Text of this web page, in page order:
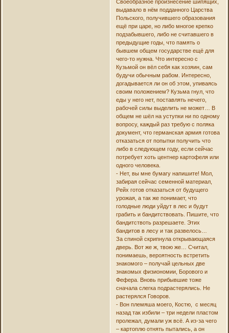
Своеобразное произнесение шипящих,
выдавало в нём подданного Царства
Польского, получившего образования
ещё при царе, но либо многое крепко
подзабывшего, либо не считавшего в
предыдущие годы, что память о
бывшем общем государстве ещё для
чего-то нужна. Что интересно с
Кузьмой он вёл себя как хозяин, сам
будучи обычным рабом. Интересно,
догадывается ли он об этом, упиваясь
своим положением? Кузьма гнул, что
еды у него нет, поставлять нечего,
рабочей силы выделить не может… В
общем не шёл на уступки ни по одному
вопросу, каждый раз требую с поляка
документ, что германская армия готова
отказаться от попытки получить что
либо в следующем году, если сейчас
потребует хоть центнер картофеля или
одного человека.
- Нет, вы мне бумагу напишите! Мол,
забирая сейчас семенной материал,
Рейх готов отказаться от будущего
урожая, а так же понимает, что
голодные люди уйдут в лес и будут
грабить и бандитствовать. Пишите, что
бандитствоть разрешаете. Этих
бандитов в лесу и так развелось…
За спиной скрипнула открывающаяся
дверь. Вот же ж, твою же… Считал,
понимаешь, вероятность встретить
знакомого – получай цельных две
знакомых физиономии, Борового и
Фефера. Вновь прибывшие тоже
сначала слегка подрастерялись. Не
растерялся Говоров.
- Вон племяша моего, Костю, с месяц
назад так избили – три недели пластом
пролежал, думали уж всё. А из-за чего
– картоплю отнять пытались, а он